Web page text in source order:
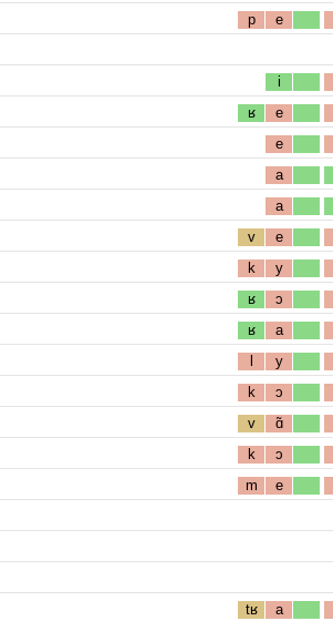
p e
i
ʁ e
e
a
a
v e
k y
ʁ ɔ
ʁ a
l y
k ɔ
v ɑ̃
k ɔ
m e
tʁ a